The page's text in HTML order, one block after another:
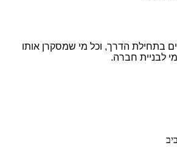
בתחילת הדרך, וכל מי שמסקרן אותו
לבניית חברה.